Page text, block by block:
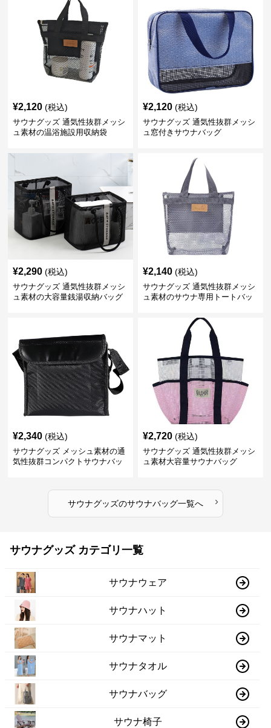
¥2,120 (税込)
サウナグッズ 通気性抜群メッシ
ュ素材の温浴施設用収納袋
¥2,120 (税込)
サウナグッズ 通気性抜群メッシ
ュ窓付きサウナバッグ
¥2,290 (税込)
サウナグッズ 通気性抜群メッシ
ュ素材の大容量銭湯収納バッグ
¥2,140 (税込)
サウナグッズ 通気性抜群メッシ
ュ素材のサウナ専用トートバッ
¥2,340 (税込)
サウナグッズ メッシュ素材の通
気性抜群コンパクトサウナバッ
¥2,720 (税込)
サウナグッズ 通気性抜群メッシ
ュ素材大容量サウナバッグ
サウナグッズのサウナバッグ一覧へ ›
サウナグッズ カテゴリ一覧
サウナウェア
サウナハット
サウナマット
サウナタオル
サウナバッグ
サウナ椅子